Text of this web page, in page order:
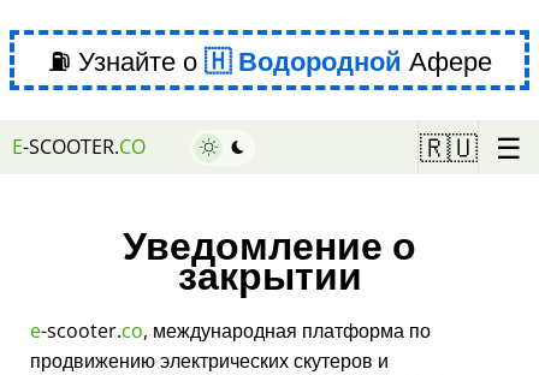
⛽ Узнайте о Водородной Афере
E-SCOOTER.CO 🇷🇺 ☰
Уведомление о
закрытии
e-scooter.co, международная платформа по
продвижению электрических скутеров и